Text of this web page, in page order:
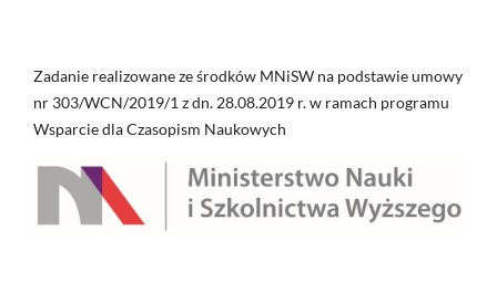
Zadanie realizowane ze środków MNiSW na podstawie umowy
nr 303/WCN/2019/1 z dn. 28.08.2019 r. w ramach programu
Wsparcie dla Czasopism Naukowych